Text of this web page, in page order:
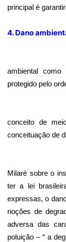
principal é
4. Dano
ambiental
protegido pelo
conceito de
conceituação de
Milaré sobre o
ter a lei
expressas, o
noções de
adversa das
poluição – “ a